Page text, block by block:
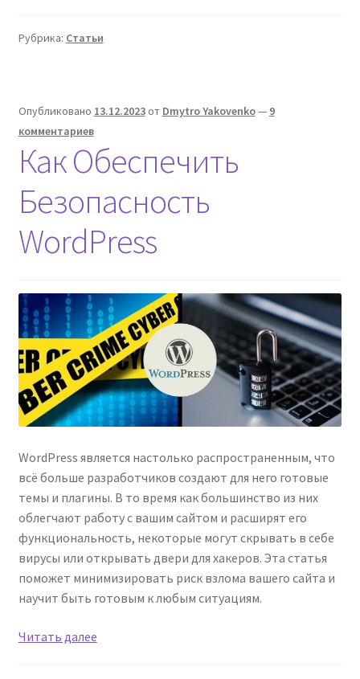
настройки
WordPress,
плагинов
Рубрика: Статьи
Опубликовано 13.12.2023от Dmytro Yakovenko— 9
комментариев
Как Обеспечить
Безопасность
WordPress
WordPress является настолько распространенным, что
всё больше разработчиков создают для него готовые
темы и плагины. В то время как большинство из них
облегчают работу с вашим сайтом и расширят его
функциональность, некоторые могут скрывать в себе
вирусы или открывать двери для хакеров. Эта статья
поможет минимизировать риск взлома вашего сайта и
научит быть готовым к любым ситуациям.
Читать далееКак